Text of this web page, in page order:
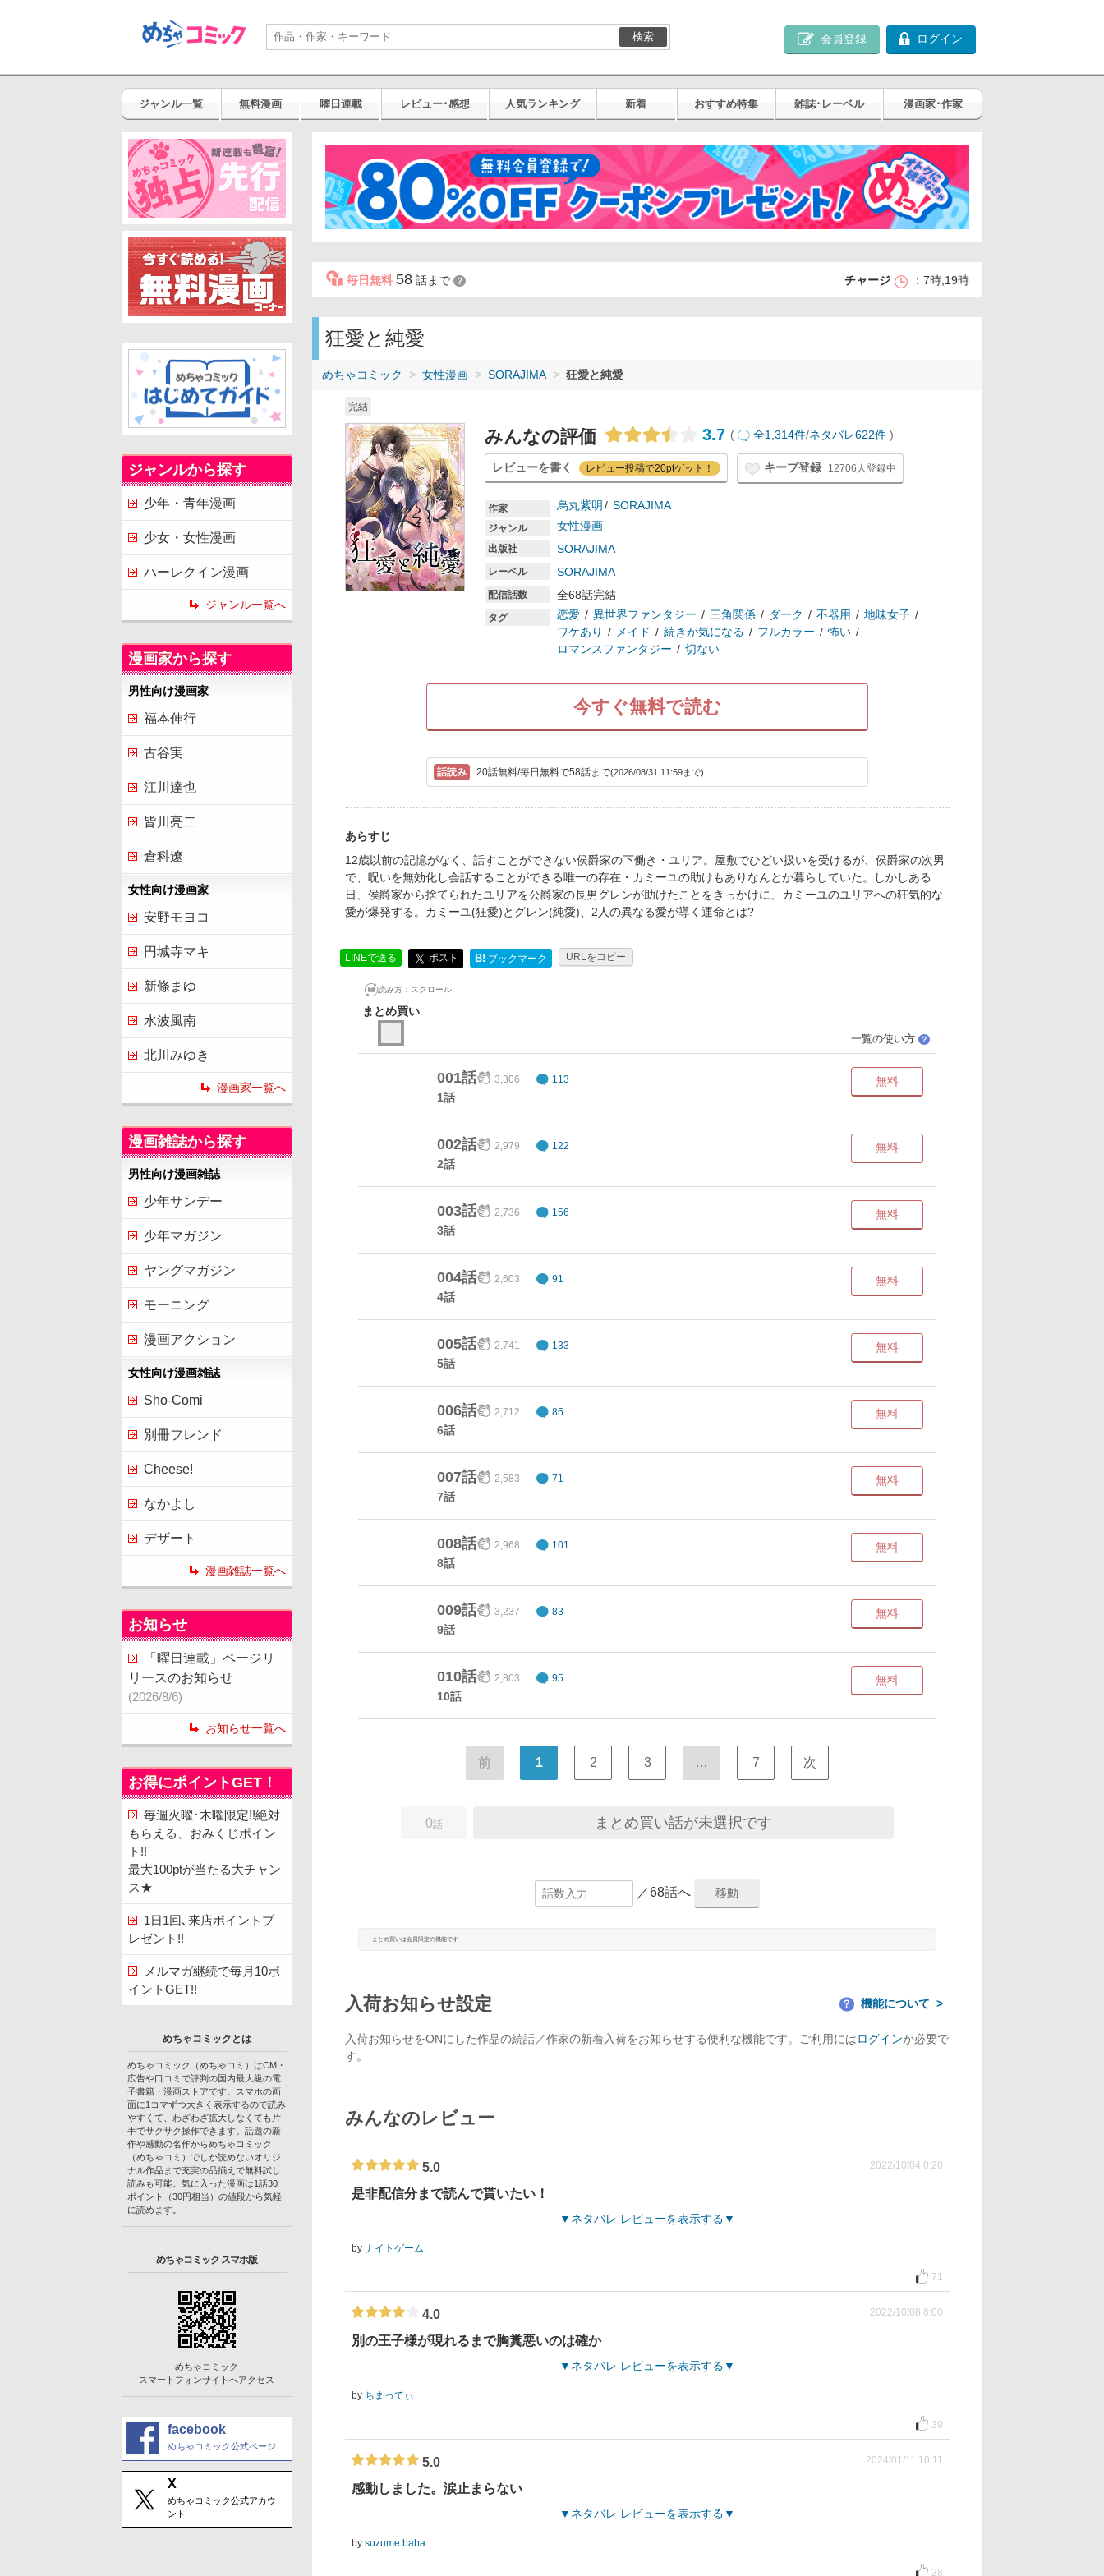
検索 会員登録 ログイン
ジャンル一覧 無料漫画 曜日連載 レビュー･感想 人気ランキング 新着 おすすめ特集 雑誌･レーベル 漫画家･作家
毎日無料 58 話まで ？ チャージ 7時,19時
狂愛と純愛
めちゃコミック 女性漫画 SORAJIMA 狂愛と純愛
完結
みんなの評価 3.7 ( 全1,314件/ネタバレ622件 )
レビューを書く レビュー投稿で20ptゲット！ キープ登録 12706人登録中
作家 烏丸紫明 SORAJIMA
ジャンル 女性漫画
出版社 SORAJIMA
レーベル SORAJIMA
配信話数 全68話完結
タグ 恋愛 異世界ファンタジー 三角関係 ダーク 不器用
地味女子
ワケあり
メイド 続きが気になる フルカラー
怖い
ロマンスファンタジー
切ない
今すぐ無料で読む
20話無料/毎日無料で58話まで(2026/08/31 11:59まで)
あらすじ
12歳以前の記憶がなく、話すことができない侯爵家の下働き・ユリア。屋敷でひどい扱いを受けるが、侯爵家の次男
で、呪いを無効化し会話することができる唯一の存在・カミーユの助けもありなんとか暮らしていた。しかしある
日、侯爵家から捨てられたユリアを公爵家の長男グレンが助けたことをきっかけに、カミーユのユリアへの狂気的な
愛が爆発する。カミーユ(狂愛)とグレン(純愛)、2人の異なる愛が導く運命とは?
LINEで送る ポスト B! ブックマーク URLをコピー
読み方： スクロール
まとめ買い
一覧の使い方 ？
001話 3,306 113
1話
無料
002話 2,979 122
2話
無料
003話 2,736 156
3話
無料
004話 2,603 91
4話
無料
005話 2,741 133
5話
無料
006話 2,712 85
6話
無料
007話 2,583 71
7話
無料
008話 2,968 101
8話
無料
009話 3,237 83
9話
無料
010話 2,803 95
10話
無料
前 1 2 3 … 7 次
0話 まとめ買い話が未選択です
／68話へ
まとめ買いは会員限定の機能です
入荷お知らせ設定 ？ 機能について
入荷お知らせをONにした作品の続話／作家の新着入荷をお知らせする便利な機能です。ご利用にはログインが必要で
す。
みんなのレビュー
5.0 2022/10/04 0:20
是非配信分まで読んで貰いたい！
ネタバレ レビューを表示する
by ナイトゲーム
71
4.0 2022/10/08 8:00
別の王子様が現れるまで胸糞悪いのは確か
ネタバレ レビューを表示する
by ちまってぃ
39
5.0 2024/01/11 10:11
感動しました。涙止まらない
ネタバレ レビューを表示する
by suzume baba
28
ジャンルから探す
少年・青年漫画
少女・女性漫画
ハーレクイン漫画
ジャンル一覧へ
漫画家から探す
男性向け漫画家
福本伸行
古谷実
江川達也
皆川亮二
倉科遼
女性向け漫画家
安野モヨコ
円城寺マキ
新條まゆ
水波風南
北川みゆき
漫画家一覧へ
漫画雑誌から探す
男性向け漫画雑誌
少年サンデー
少年マガジン
ヤングマガジン
モーニング
漫画アクション
女性向け漫画雑誌
Sho-Comi
別冊フレンド
Cheese!
なかよし
デザート
漫画雑誌一覧へ
お知らせ
「曜日連載」ページリ
リースのお知らせ
(2026/8/6)
お知らせ一覧へ
お得にポイントGET！
毎週火曜･木曜限定!!絶対
もらえる、おみくじポイン
ト!!
最大100ptが当たる大チャン
ス★
1日1回､来店ポイントプ
レゼント!!
メルマガ継続で毎月10ポ
イントGET!!
めちゃコミックとは
めちゃコミック（めちゃコミ）はCM・
広告や口コミで評判の国内最大級の電
子書籍・漫画ストアです。スマホの画
面に1コマずつ大きく表示するので読み
やすくて、わざわざ拡大しなくても片
手でサクサク操作できます。話題の新
作や感動の名作からめちゃコミック
（めちゃコミ）でしか読めないオリジ
ナル作品まで充実の品揃えで無料試し
読みも可能。気に入った漫画は1話30
ポイント（30円相当）の値段から気軽
に読めます。
めちゃコミック スマホ版
めちゃコミック
スマートフォンサイトへアクセス
facebook
めちゃコミック公式ページ
X
めちゃコミック公式アカウ
ント